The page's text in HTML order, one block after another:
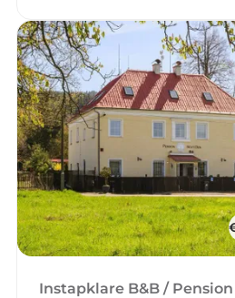
Instapklare B&B /